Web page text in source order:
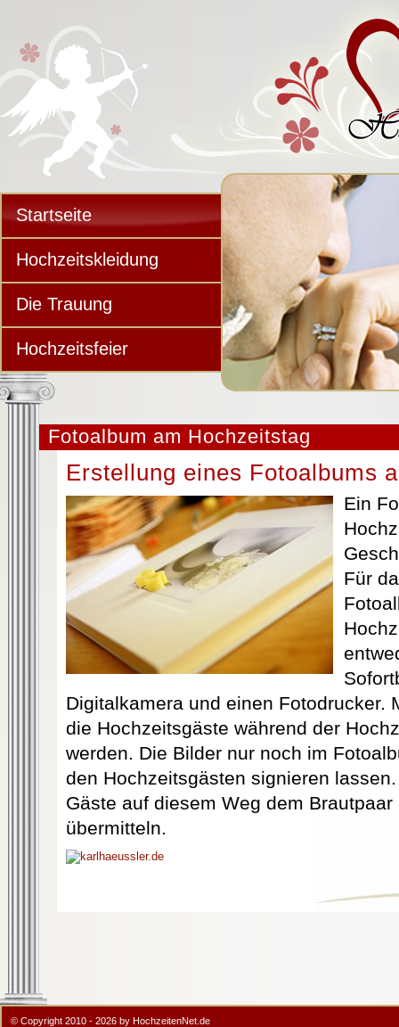
Startseite
Hochzeitskleidung
Die Trauung
Hochzeitsfeier
Fotoalbum am Hochzeitstag
Erstellung eines Fotoalbums
Ein
Für
Digitalkamera und einen Fotodrucker.
die Hochzeitsgäste während der
werden. Die Bilder nur noch im
den Hochzeitsgästen signieren
Gäste auf diesem Weg dem
übermitteln.
© Copyright 2010 - 2026 by HochzeitenNet.de